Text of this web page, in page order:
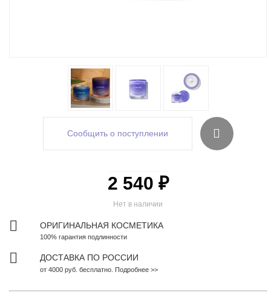
Сообщить о поступлении
Нет в наличии
2 540 ₽
ОРИГИНАЛЬНАЯ КОСМЕТИКА
100% гарантия подлинности
ДОСТАВКА ПО РОССИИ
от 4000 руб. бесплатно. Подробнее >>